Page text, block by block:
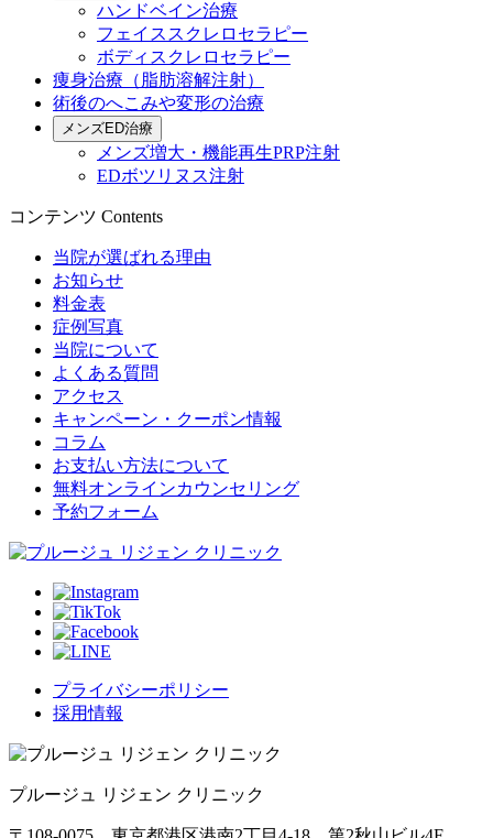
ハンドベイン治療
フェイススクレロセラピー
ボディスクレロセラピー
痩身治療（脂肪溶解注射）
術後のへこみや変形の治療
メンズED治療
メンズ増大・機能再生PRP注射
EDボツリヌス注射
コンテンツ Contents
当院が選ばれる理由
お知らせ
料金表
症例写真
当院について
よくある質問
アクセス
キャンペーン・クーポン情報
コラム
お支払い方法について
無料オンラインカウンセリング
予約フォーム
プライバシーポリシー
採用情報
プルージュ リジェン クリニック